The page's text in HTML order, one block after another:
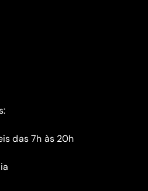
das 7h às 20h